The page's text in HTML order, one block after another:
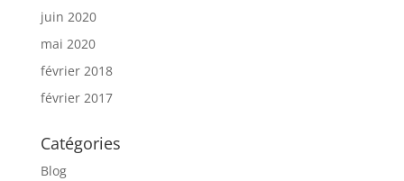
juin 2020
mai 2020
février 2018
février 2017
Catégories
Blog